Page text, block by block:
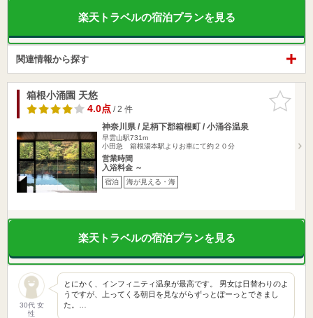
楽天トラベルの宿泊プランを見る
関連情報から探す
お気に入
りに追加
箱根小涌園 天悠
4.0点/ 2 件
神奈川県 / 足柄下郡箱根町 / 小涌谷温泉
早雲山駅731m
小田急 箱根湯本駅よりお車にて約２０分
営業時間
入浴料金 ～
宿泊 海が見える・海
楽天トラベルの宿泊プランを見る
30代 女
性
とにかく、インフィニティ温泉が最高です。 男女は日替わりのよ
うですが、上ってくる朝日を見ながらずっとぼーっとできまし
た。…